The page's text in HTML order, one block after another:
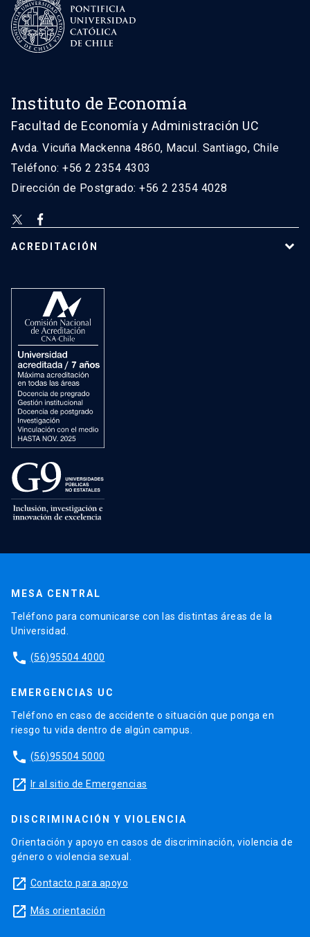
Instituto de Economía
Facultad de Economía y Administración UC
Avda. Vicuña Mackenna 4860, Macul. Santiago, Chile
Teléfono: +56 2 2354 4303
Dirección de Postgrado: +56 2 2354 4028
ACREDITACIÓN
MESA CENTRAL
Teléfono para comunicarse con las distintas áreas de la
Universidad.
phone (56)95504 4000
EMERGENCIAS UC
Teléfono en caso de accidente o situación que ponga en
riesgo tu vida dentro de algún campus.
phone (56)95504 5000
launch Ir al sitio de Emergencias
DISCRIMINACIÓN Y VIOLENCIA
Orientación y apoyo en casos de discriminación, violencia de
género o violencia sexual.
launch Contacto para apoyo
launch Más orientación